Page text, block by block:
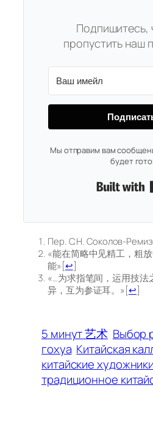
Подпишитесь,
пропустить наш
Мы отправим вам
будет
Пер. С.Н. Соколов-
«能在简略中见精工，粗
能»[↩]
«…为求指笔间，运用技法
异，互为参证耳。»[↩]
5 минут 艺术 Выбор
гохуа Китайская
китайские художники
традиционное